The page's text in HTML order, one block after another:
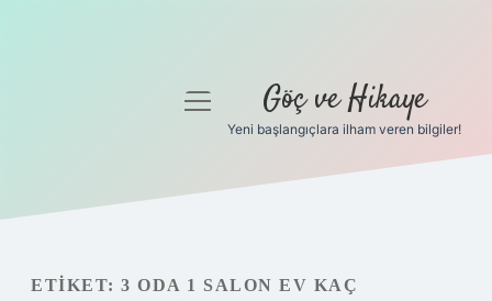
Gizlilik Politikası
menüyü
Göç ve Hikaye
Yeni başlangıçlara ilham veren bilgiler!
ETIKET: 3 ODA 1 SALON EV KAÇ